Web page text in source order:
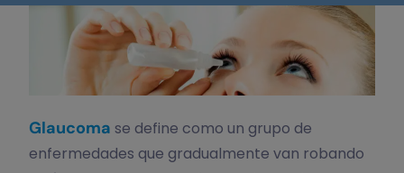
Glaucoma se define como un grupo de
enfermedades que gradualmente van robando